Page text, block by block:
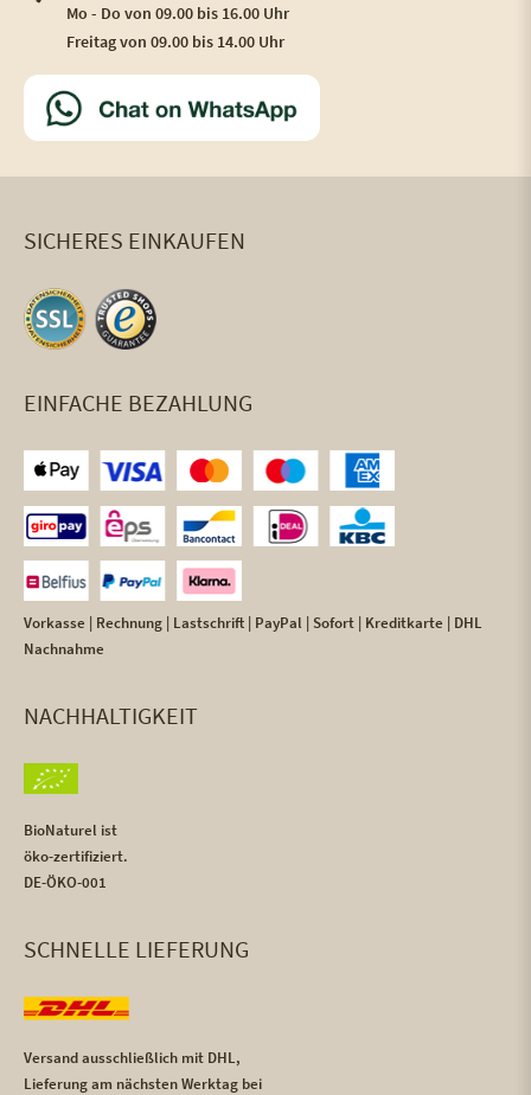
Mo - Do von 09.00 bis 16.00 Uhr
Freitag von 09.00 bis 14.00 Uhr
SICHERES EINKAUFEN
EINFACHE BEZAHLUNG
Vorkasse | Rechnung | Lastschrift | PayPal | Sofort | Kreditkarte | DHL
Nachnahme
NACHHALTIGKEIT
BioNaturel ist
öko-zertifiziert.
DE-ÖKO-001
SCHNELLE LIEFERUNG
Versand ausschließlich mit DHL,
Lieferung am nächsten Werktag bei